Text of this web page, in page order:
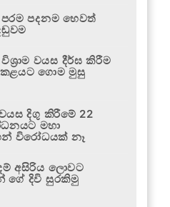
පදනම හෙවත්
වයස දීර්ඝ කිරීම
කළයට ගොම මුසු
දිගු කිරීමේ 22
මහා
විරෝධයක් නෑ
අසිරිය ලොවට
ගේ දිවි සුරකිමු